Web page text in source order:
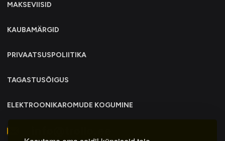
MAKSEVIISID
KAUBAMÄRGID
PRIVAATSUSPOLIITIKA
TAGASTUSÕIGUS
ELEKTROONIKAROMUDE KOGUMINE